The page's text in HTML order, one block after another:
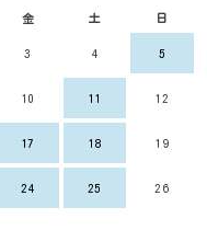
金 土 日
3 4 5
10 11 12
17 18 19
24 25 26